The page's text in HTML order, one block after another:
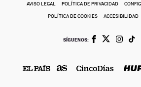
AVISO LEGAL POLÍTICA DE PRIVACIDAD
POLÍTICA DE COOKIES ACCESIBILIDAD
SÍGUENOS: